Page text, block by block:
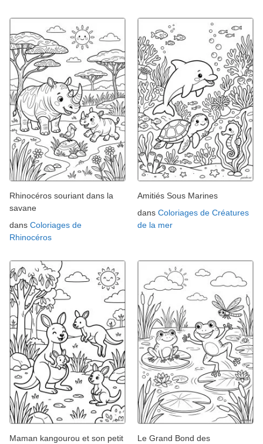
Rhinocéros souriant dans la
savane
dans Coloriages de
Rhinocéros
Amitiés Sous Marines
dans Coloriages de Créatures
de la mer
Maman kangourou et son petit
Le Grand Bond des